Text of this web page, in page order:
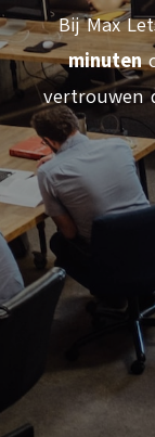
Bij Max
minuten
vertrouwen